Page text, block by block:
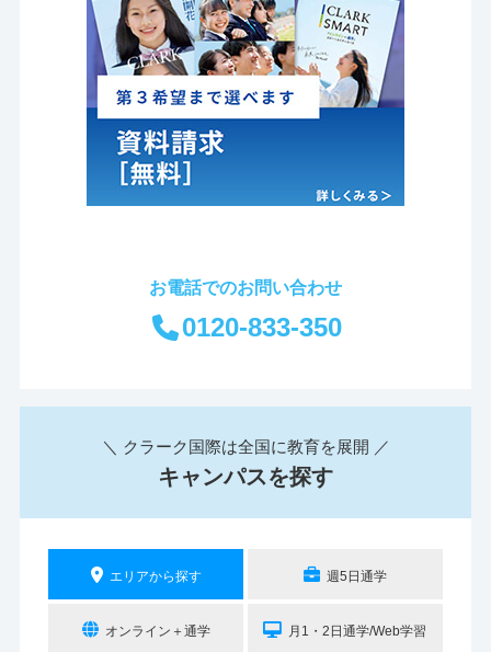
お電話でのお問い合わせ
0120-833-350
＼ クラーク国際は全国に教育を展開 ／
キャンパスを探す
エリアから探す 週5日通学
オンライン＋通学 月1・2日通学/Web学習